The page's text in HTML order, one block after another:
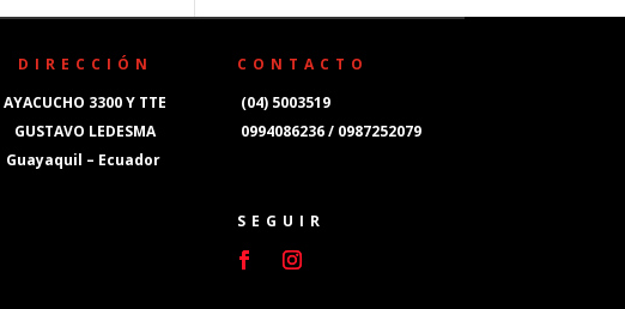
DIRECCIÓN
AYACUCHO 3300 Y TTE
GUSTAVO LEDESMA
Guayaquil – Ecuador
CONTACTO
(04) 5003519
0994086236 / 0987252079
SEGUIR